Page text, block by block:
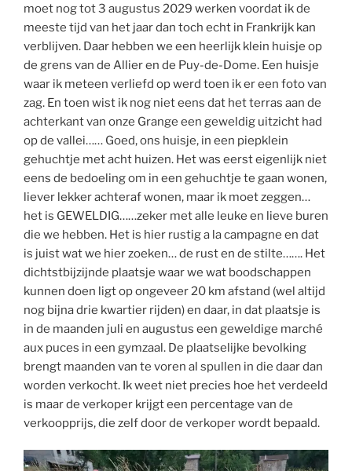
moet nog tot 3 augustus 2029 werken voordat ik de
meeste tijd van het jaar dan toch echt in Frankrijk kan
verblijven. Daar hebben we een heerlijk klein huisje op
de grens van de Allier en de Puy-de-Dome. Een huisje
waar ik meteen verliefd op werd toen ik er een foto van
zag. En toen wist ik nog niet eens dat het terras aan de
achterkant van onze Grange een geweldig uitzicht had
op de vallei…… Goed, ons huisje, in een piepklein
gehuchtje met acht huizen. Het was eerst eigenlijk niet
eens de bedoeling om in een gehuchtje te gaan wonen,
liever lekker achteraf wonen, maar ik moet zeggen…
het is GEWELDIG……zeker met alle leuke en lieve buren
die we hebben. Het is hier rustig a la campagne en dat
is juist wat we hier zoeken… de rust en de stilte……. Het
dichtstbijzijnde plaatsje waar we wat boodschappen
kunnen doen ligt op ongeveer 20 km afstand (wel altijd
nog bijna drie kwartier rijden) en daar, in dat plaatsje is
in de maanden juli en augustus een geweldige marché
aux puces in een gymzaal. De plaatselijke bevolking
brengt maanden van te voren al spullen in die daar dan
worden verkocht. Ik weet niet precies hoe het verdeeld
is maar de verkoper krijgt een percentage van de
verkoopprijs, die zelf door de verkoper wordt bepaald.